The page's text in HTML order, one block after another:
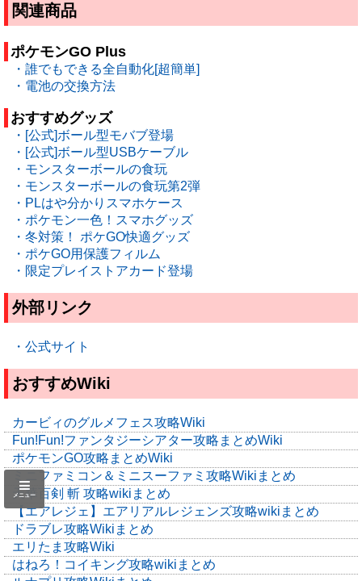
関連商品
ポケモンGO Plus
・誰でもできる全自動化[超簡単]
・電池の交換方法
おすすめグッズ
・[公式]ボール型モバブ登場
・[公式]ボール型USBケーブル
・モンスターボールの食玩
・モンスターボールの食玩第2弾
・PLはや分かりスマホケース
・ポケモン一色！スマホグッズ
・冬対策！ ポケGO快適グッズ
・ポケGO用保護フィルム
・限定プレイストアカード登場
外部リンク
・公式サイト
おすすめWiki
カービィのグルメフェス攻略Wiki
Fun!Fun!ファンタジーシアター攻略まとめWiki
ポケモンGO攻略まとめWiki
ミニファミコン＆ミニスーファミ攻略Wikiまとめ
天華百剣 斬 攻略wikiまとめ
【エアレジェ】エアリアルレジェンズ攻略wikiまとめ
ドラブレ攻略Wikiまとめ
エリたま攻略Wiki
はねろ！コイキング攻略wikiまとめ
メニュー